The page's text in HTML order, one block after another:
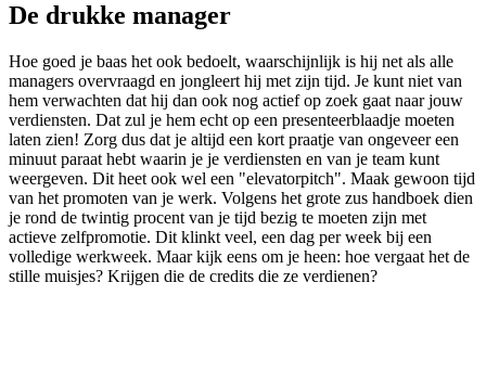
De drukke manager
Hoe goed je baas het ook bedoelt, waarschijnlijk is hij net als alle
managers overvraagd en jongleert hij met zijn tijd. Je kunt niet van
hem verwachten dat hij dan ook nog actief op zoek gaat naar jouw
verdiensten. Dat zul je hem echt op een presenteerblaadje moeten
laten zien! Zorg dus dat je altijd een kort praatje van ongeveer een
minuut paraat hebt waarin je je verdiensten en van je team kunt
weergeven. Dit heet ook wel een "elevatorpitch". Maak gewoon tijd
van het promoten van je werk. Volgens het grote zus handboek dien
je rond de twintig procent van je tijd bezig te moeten zijn met
actieve zelfpromotie. Dit klinkt veel, een dag per week bij een
volledige werkweek. Maar kijk eens om je heen: hoe vergaat het de
stille muisjes? Krijgen die de credits die ze verdienen?